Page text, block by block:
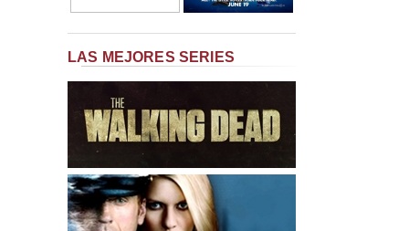
LAS MEJORES SERIES